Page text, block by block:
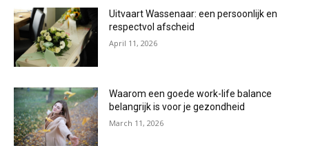
Uitvaart Wassenaar: een persoonlijk en
respectvol afscheid
April 11, 2026
Waarom een goede work-life balance
belangrijk is voor je gezondheid
March 11, 2026